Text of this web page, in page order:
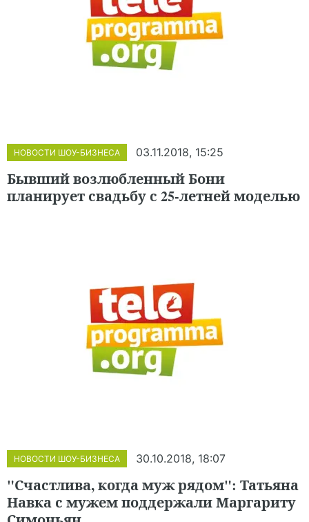
НОВОСТИ ШОУ-БИЗНЕСА 03.11.2018, 15:25
Бывший возлюбленный Бони
планирует свадьбу с 25-летней моделью
НОВОСТИ ШОУ-БИЗНЕСА 30.10.2018, 18:07
"Счастлива, когда муж рядом": Татьяна
Навка с мужем поддержали Маргариту